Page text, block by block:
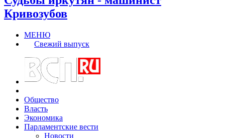
Кривозубов
МЕНЮ
Свежий выпуск
Общество
Власть
Экономика
Парламентские вести
Новости